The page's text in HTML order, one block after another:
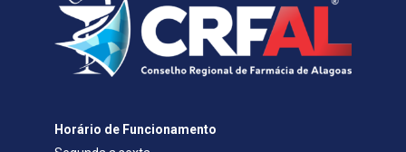
Horário de Funcionamento